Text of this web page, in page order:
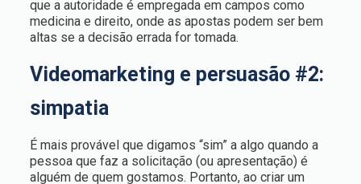
que a autoridade é empregada em campos como
medicina e direito, onde as apostas podem ser bem
altas se a decisão errada for tomada.
Videomarketing e persuasão #2:
simpatia
É mais provável que digamos “sim” a algo quando a
pessoa que faz a solicitação (ou apresentação) é
alguém de quem gostamos. Portanto, ao criar um